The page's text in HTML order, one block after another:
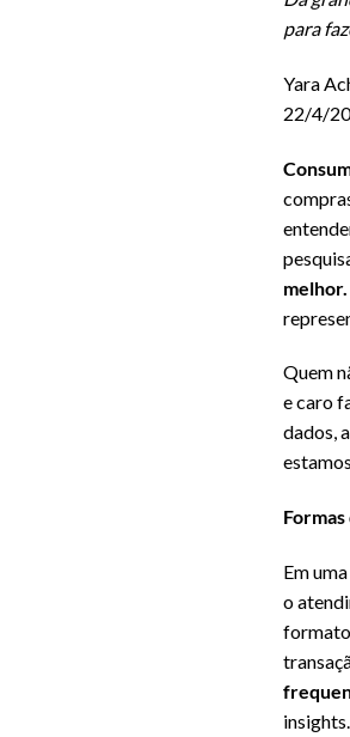
para
Yara
22/4/
melhor.
Quem
e caro
dados,
Em
o
formato